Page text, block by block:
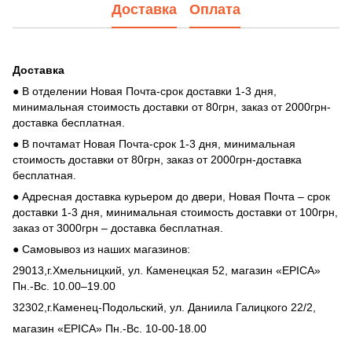
Доставка Оплата
Доставка
● В отделении Новая Почта-срок доставки 1-3 дня,
минимальная стоимость доставки от 80грн, заказ от 2000грн-
доставка бесплатная.
● В почтамат Новая Почта-срок 1-3 дня, минимальная
стоимость доставки от 80грн, заказ от 2000грн-доставка
бесплатная.
● Адресная доставка курьером до двери, Новая Почта – срок
доставки 1-3 дня, минимальная стоимость доставки от 100грн,
заказ от 3000грн – доставка бесплатная.
● Самовывоз из наших магазинов:
29013,г.Хмельницкий, ул. Каменецкая 52, магазин «EPICA»
Пн.-Вс. 10.00–19.00
32302,г.Каменец-Подольский, ул. Даниила Галицкого 22/2,
магазин «EPICA» Пн.-Вс. 10-00-18.00